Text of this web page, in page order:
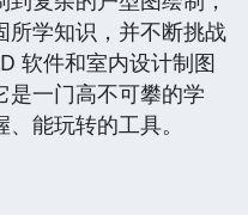
所学知识，并不断挑战
软件和室内设计制图
是一门高不可攀的学
能玩转的工具。